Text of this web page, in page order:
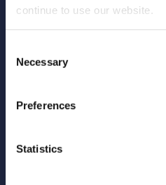
continue to use our website.
Selection
Necessary
Preferences
Statistics
FOLLOW US!